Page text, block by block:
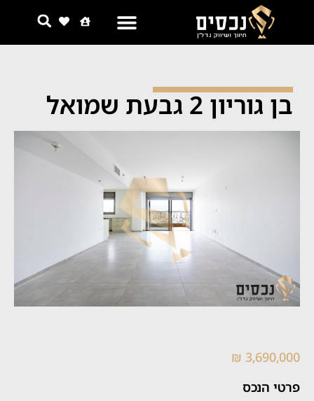
בן גוריון 2 גבעת שמואל
3,690,000 ₪
פרטי הנכס